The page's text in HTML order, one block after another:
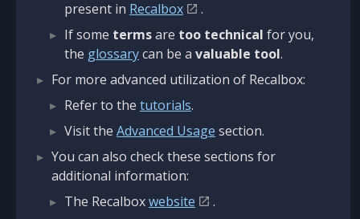
present in Recalbox
.
If some termsare too technical for you,
the glossarycan be a valuable tool.
For more advanced utilization of Recalbox:
Refer to the tutorials.
Visit the Advanced Usage section.
You can also check these sections for
additional information:
The Recalboxwebsite
.